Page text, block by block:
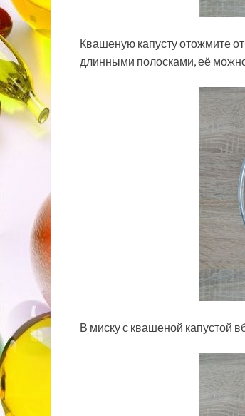
Квашеную капусту отожмите
длинными полосками, её
В миску с квашеной капустой